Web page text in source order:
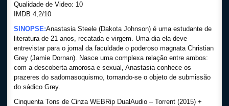
Qualidade de Video: 10
IMDB 4,2/10
SINOPSE:Anastasia Steele (Dakota Johnson) é uma estudante de
literatura de 21 anos, recatada e virgem. Uma dia ela deve
entrevistar para o jornal da faculdade o poderoso magnata Christian
Grey (Jamie Dornan). Nasce uma complexa relação entre ambos:
com a descoberta amorosa e sexual, Anastasia conhece os
prazeres do sadomasoquismo, tornando-se o objeto de submissão
do sádico Grey.
Cinquenta Tons de Cinza WEBRip DualAudio – Torrent (2015) +